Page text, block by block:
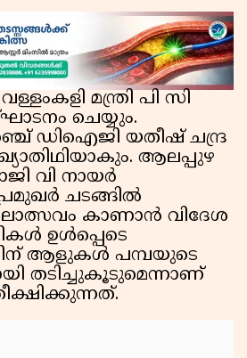
മന്ത്രി പി സി
ചെയ്യും.
ഡിഐജി യതീഷ് ചന്ദ്ര
ആലപ്പുഴ
വി നായർ
ചടങ്ങിൽ
കാണാൻ വിദേശ
ഉൾപ്പെടെ
ആളുകൾ പമ്പയുടെ
തടിച്ചുകൂടുമെന്നാണ്